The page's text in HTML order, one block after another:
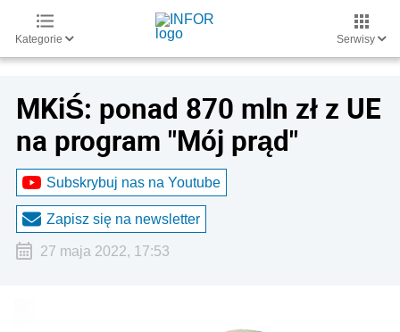
Kategorie Serwisy
MKiŚ: ponad 870 mln zł z UE
na program "Mój prąd"
Subskrybuj nas na Youtube
Zapisz się na newsletter
27 maja 2022, 17:53